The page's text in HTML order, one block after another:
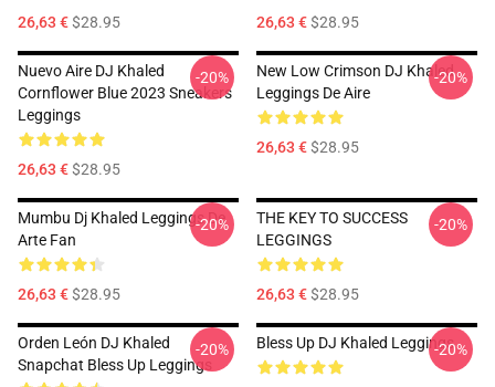
26,63 €$28.95 26,63 €$28.95
Nuevo Aire DJ Khaled
Cornflower Blue 2023 Sneakers
Leggings
26,63 €$28.95
-20%
New Low Crimson DJ Khaled
Leggings De Aire
26,63 €$28.95
-20%
Mumbu Dj Khaled Leggings De
Arte Fan
26,63 €$28.95
-20%
THE KEY TO SUCCESS
LEGGINGS
26,63 €$28.95
-20%
Orden León DJ Khaled
Snapchat Bless Up Leggings
-20% Bless Up DJ Khaled Leggings
-20%